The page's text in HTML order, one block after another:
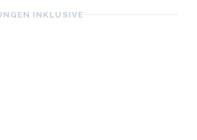
INKLUSIVE